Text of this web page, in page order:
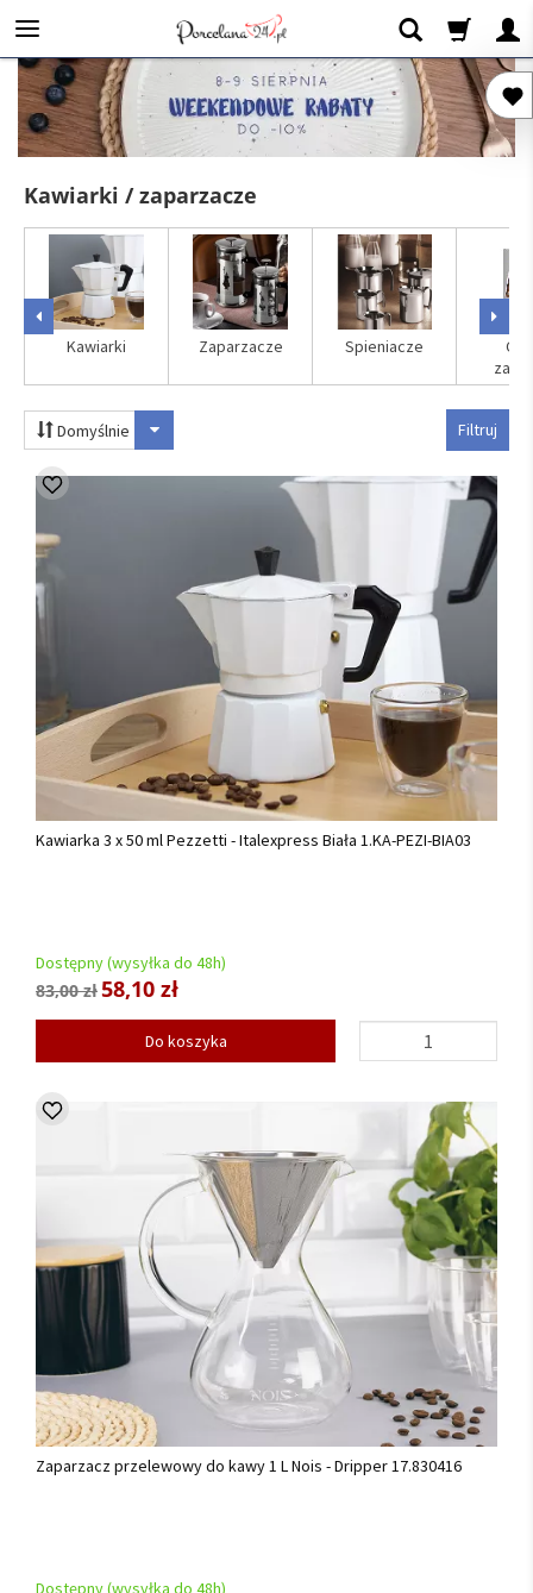
Kawiarki / zaparzacze
Kawiarki Zaparzacze Spieniacze
Filtruj
Domyślnie
Kawiarka 3 x 50 ml Pezzetti - Italexpress Biała 1.KA-PEZI-BIA03
Dostępny (wysyłka do 48h)
83,00 zł58,10 zł
Do koszyka
Zaparzacz przelewowy do kawy 1 L Nois - Dripper 17.830416
Dostępny (wysyłka do 48h)